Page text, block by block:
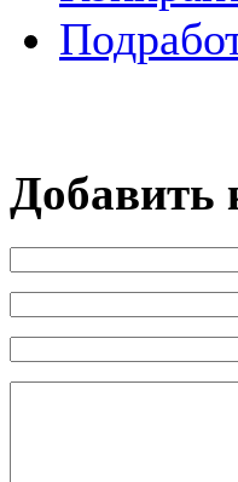
Добавить